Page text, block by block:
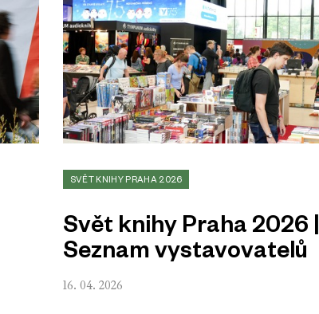
SVĚT KNIHY PRAHA 2026
Svět knihy Praha 2026 |
Seznam vystavovatelů
16. 04. 2026